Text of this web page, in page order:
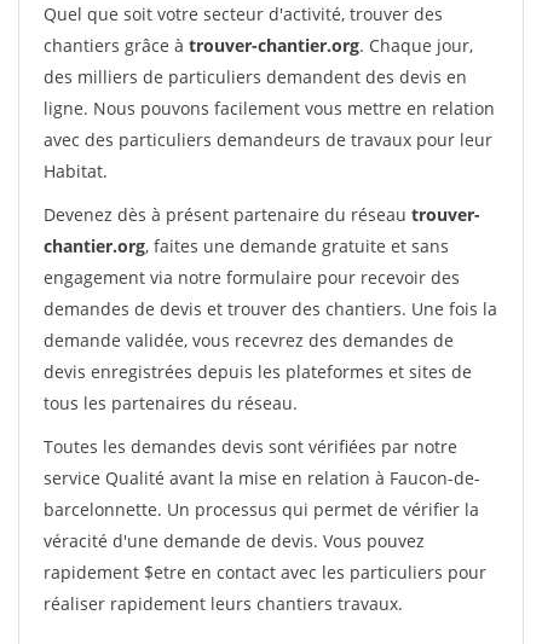
Quel que soit votre secteur d'activité, trouver des
chantiers grâce à trouver-chantier.org. Chaque jour,
des milliers de particuliers demandent des devis en
ligne. Nous pouvons facilement vous mettre en relation
avec des particuliers demandeurs de travaux pour leur
Habitat.
Devenez dès à présent partenaire du réseau trouver-
chantier.org, faites une demande gratuite et sans
engagement via notre formulaire pour recevoir des
demandes de devis et trouver des chantiers. Une fois la
demande validée, vous recevrez des demandes de
devis enregistrées depuis les plateformes et sites de
tous les partenaires du réseau.
Toutes les demandes devis sont vérifiées par notre
service Qualité avant la mise en relation à Faucon-de-
barcelonnette. Un processus qui permet de vérifier la
véracité d'une demande de devis. Vous pouvez
rapidement $etre en contact avec les particuliers pour
réaliser rapidement leurs chantiers travaux.